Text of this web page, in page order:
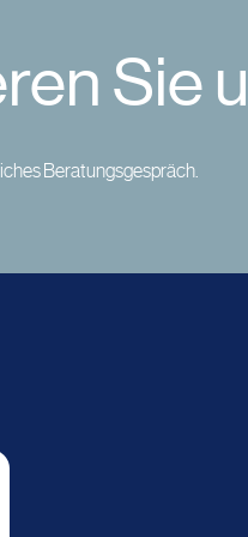
Sie
Beratungsgespräch.